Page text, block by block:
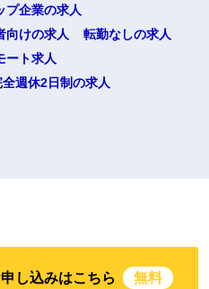
する
プ企業の求人
向けの求人
転勤なしの求人
ート求人
全週休2日制の求人
し込みはこちら 無料